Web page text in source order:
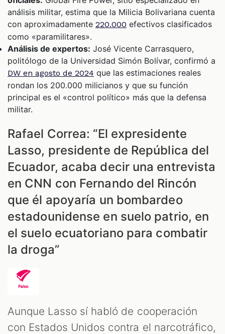
análisis militar, estima que la Milicia Bolivariana cuenta
con aproximadamente 220.000 efectivos clasificados
como «paramilitares».
Análisis de expertos: José Vicente Carrasquero,
politólogo de la Universidad Simón Bolívar, confirmó a
DW en agosto de 2024 que las estimaciones reales
rondan los 200.000 milicianos y que su función
principal es el «control político» más que la defensa
militar.
Rafael Correa: “El expresidente
Lasso, presidente de República del
Ecuador, acaba decir una entrevista
en CNN con Fernando del Rincón
que él apoyaría un bombardeo
estadounidense en suelo patrio, en
el suelo ecuatoriano para combatir
la droga”
Aunque Lasso sí habló de cooperación
con Estados Unidos contra el narcotráfico,